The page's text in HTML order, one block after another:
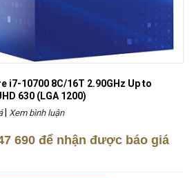
i7-10700 8C/16T 2.90GHz Up to
630 (LGA 1200)
| Xem bình luận
690 để nhận được báo giá